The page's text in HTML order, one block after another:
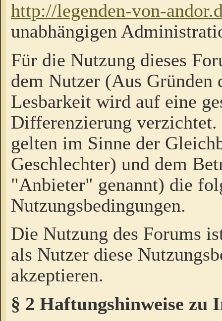
http://legenden-von-
unabhängigen
Für die Nutzung dieses
dem Nutzer (Aus Gründen
Lesbarkeit wird auf eine
Differenzierung
gelten im Sinne der
Geschlechter) und dem
"Anbieter" genannt) die
Nutzungsbedingungen.
Die Nutzung des Forums
als Nutzer diese
akzeptieren.
§ 2 Haftungshinweise zu